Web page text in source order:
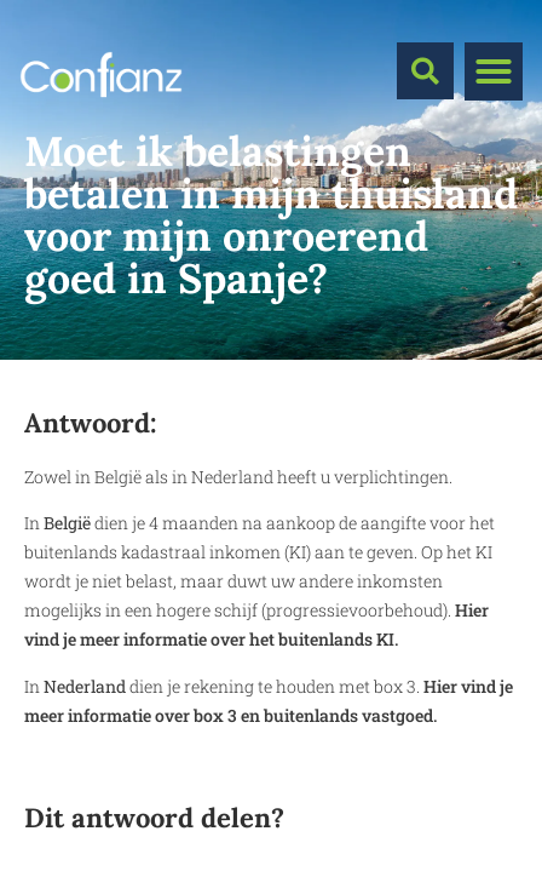
Moet ik belastingen
betalen in mijn thuisland
voor mijn onroerend
goed in Spanje?
Antwoord:
Zowel in België als in Nederland heeft u verplichtingen.
InBelgiëdien je 4 maanden na aankoop de aangifte voor het
buitenlands kadastraal inkomen (KI) aan te geven. Op het KI
wordt je niet belast, maar duwt uw andere inkomsten
mogelijks in een hogere schijf (progressievoorbehoud). Hier
vind je meer informatie over het buitenlands KI.
In Nederland dien je rekening te houden met box 3. Hier vind je
meer informatie over box 3 en buitenlands vastgoed.
Dit antwoord delen?